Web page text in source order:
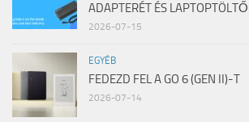
ADAPTERÉT ÉS
2026-07-15
EGYÉB
FEDEZD FEL A GO 6 (GEN II)-T
2026-07-14